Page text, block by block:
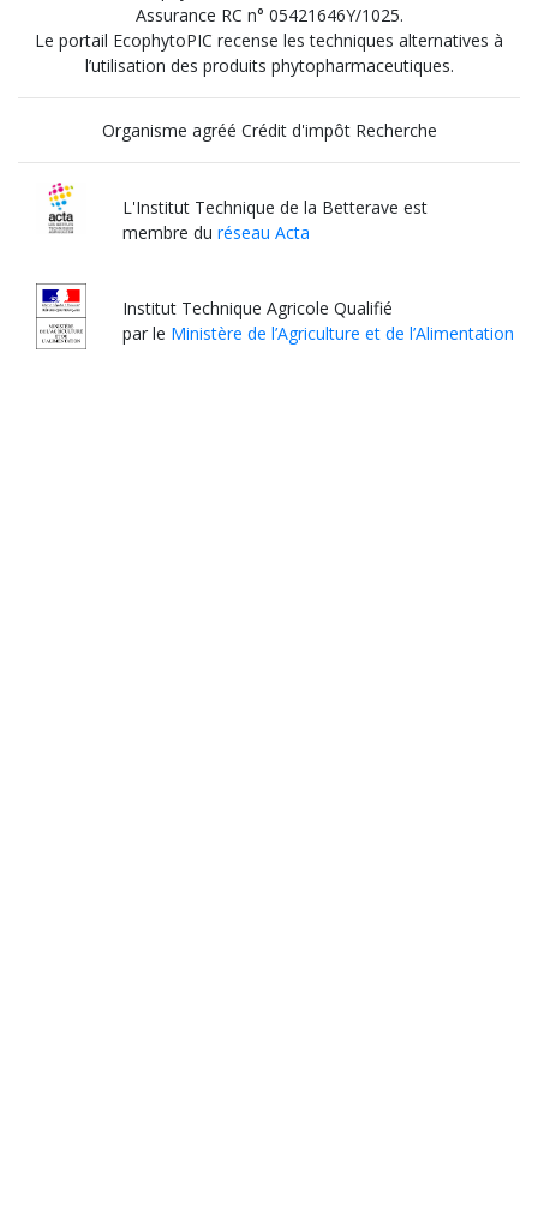
Assurance RC n° 05421646Y/1025.
Le portail EcophytoPIC recense les techniques alternatives à
l’utilisation des produits phytopharmaceutiques.
Organisme agréé Crédit d'impôt Recherche
L'Institut Technique de la Betterave est
membre duréseau Acta
Institut Technique Agricole Qualifié
par le Ministère de l’Agriculture et de l’Alimentation